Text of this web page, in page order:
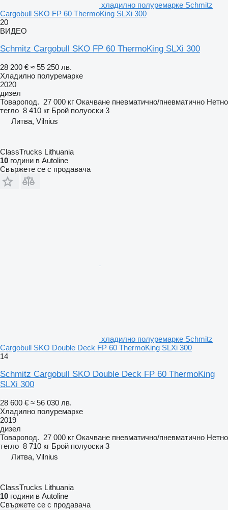
хладилно полуремарке Schmitz
Cargobull SKO FP 60 ThermoKing SLXi 300
20
ВИДЕО
Schmitz Cargobull SKO FP 60 ThermoKing SLXi 300
28 200 € ≈ 55 250 лв.
Хладилно полуремарке
2020
дизел
Товаропод. 27 000 кг Окачване пневматично/пневматично Нетно
тегло 8 410 кг Брой полуоски 3
Литва, Vilnius
ClassTrucks Lithuania
10 години в Autoline
Свържете се с продавача
хладилно полуремарке Schmitz
Cargobull SKO Double Deck FP 60 ThermoKing SLXi 300
14
Schmitz Cargobull SKO Double Deck FP 60 ThermoKing
SLXi 300
28 600 € ≈ 56 030 лв.
Хладилно полуремарке
2019
дизел
Товаропод. 27 000 кг Окачване пневматично/пневматично Нетно
тегло 8 710 кг Брой полуоски 3
Литва, Vilnius
ClassTrucks Lithuania
10 години в Autoline
Свържете се с продавача